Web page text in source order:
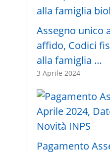
Assegno unico
affido, Codici
alla famiglia …
3 Aprile 2024
Pagamento